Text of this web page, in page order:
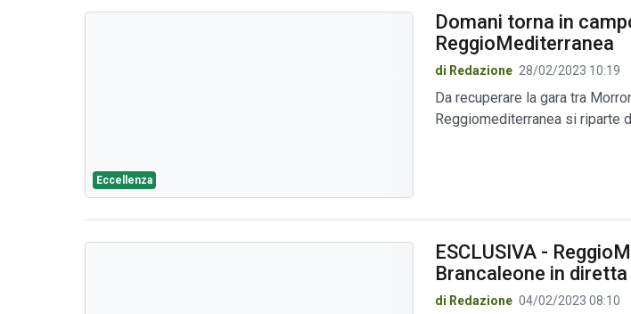
Eccellenza
Domani torna in
ReggioMediterranea
di Redazione 28/02/2023 10:19
Da recuperare la gara tra
Reggiomediterranea si riparte
ESCLUSIVA -
Brancaleone in diretta
di Redazione 04/02/2023 08:10